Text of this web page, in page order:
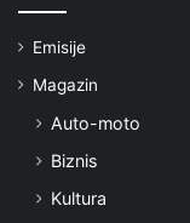
Emisije
Magazin
Auto-moto
Biznis
Kultura